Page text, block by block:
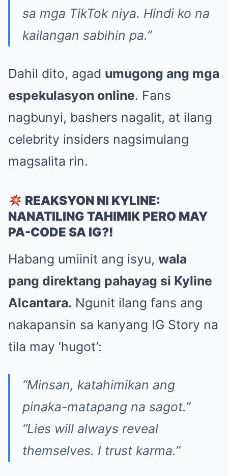
sa mga TikTok niya. Hindi ko na
kailangan sabihin pa.”
Dahil dito, agad umugong ang mga
espekulasyon online. Fans
nagbunyi, bashers nagalit, at ilang
celebrity insiders nagsimulang
magsalita rin.
REAKSYON NI KYLINE:
NANATILING TAHIMIK PERO MAY
PA-CODE SA IG?!
Habang umiinit ang isyu, wala
pang direktang pahayag si Kyline
Alcantara. Ngunit ilang fans ang
nakapansin sa kanyang IG Story na
tila may ‘hugot’:
“Minsan, katahimikan ang
pinaka-matapang na sagot.”
“Lies will always reveal
themselves. I trust karma.”